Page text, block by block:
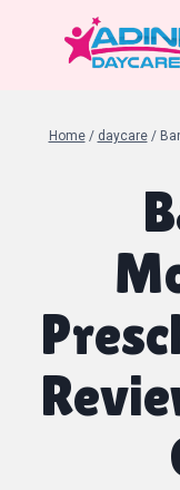
Home / daycare /